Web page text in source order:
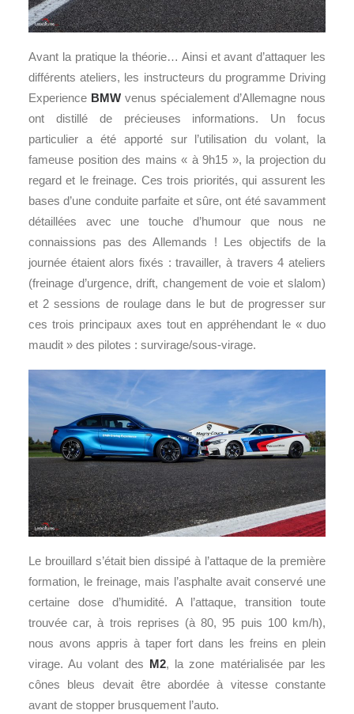
Avant la pratique la théorie… Ainsi et avant d’attaquer les
différents ateliers, les instructeurs du programme Driving
Experience BMW venus spécialement d’Allemagne nous
ont distillé de précieuses informations. Un focus
particulier a été apporté sur l’utilisation du volant, la
fameuse position des mains « à 9h15 », la projection du
regard et le freinage. Ces trois priorités, qui assurent les
bases d’une conduite parfaite et sûre, ont été savamment
détaillées avec une touche d’humour que nous ne
connaissions pas des Allemands ! Les objectifs de la
journée étaient alors fixés : travailler, à travers 4 ateliers
(freinage d’urgence, drift, changement de voie et slalom)
et 2 sessions de roulage dans le but de progresser sur
ces trois principaux axes tout en appréhendant le « duo
maudit » des pilotes : survirage/sous-virage.
Le brouillard s’était bien dissipé à l’attaque de la première
formation, le freinage, mais l’asphalte avait conservé une
certaine dose d’humidité. A l’attaque, transition toute
trouvée car, à trois reprises (à 80, 95 puis 100 km/h),
nous avons appris à taper fort dans les freins en plein
virage. Au volant des M2, la zone matérialisée par les
cônes bleus devait être abordée à vitesse constante
avant de stopper brusquement l’auto.